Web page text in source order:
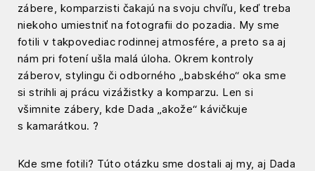
zábere, komparzisti čakajú na svoju chvíľu, keď treba
niekoho umiestniť na fotografii do pozadia. My sme
fotili v takpovediac rodinnej atmosfére, a preto sa aj
nám pri fotení ušla malá úloha. Okrem kontroly
záberov, stylingu či odborného „babského“ oka sme
si strihli aj prácu vizážistky a komparzu. Len si
všimnite zábery, kde Dada „akože“ kávičkuje
s kamarátkou. ?
Kde sme fotili? Túto otázku sme dostali aj my, aj Dada